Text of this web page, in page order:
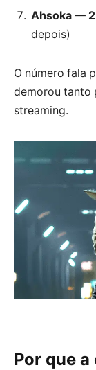
Ahsoka —
depois)
O número fala
demorou tanto
streaming.
Por que